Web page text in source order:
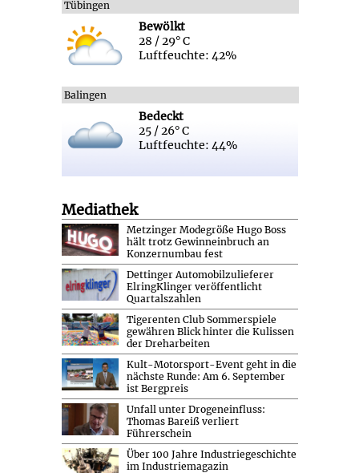
Tübingen
Bewölkt
28 / 29° C
Luftfeuchte: 42%
Balingen
Bedeckt
25 / 26° C
Luftfeuchte: 44%
Mediathek
Metzinger Modegröße Hugo Boss
hält trotz Gewinneinbruch an
Konzernumbau fest
Dettinger Automobilzulieferer
ElringKlinger veröffentlicht
Quartalszahlen
Tigerenten Club Sommerspiele
gewähren Blick hinter die Kulissen
der Dreharbeiten
Kult-Motorsport-Event geht in die
nächste Runde: Am 6. September
ist Bergpreis
Unfall unter Drogeneinfluss:
Thomas Bareiß verliert
Führerschein
Über 100 Jahre Industriegeschichte
im Industriemagazin